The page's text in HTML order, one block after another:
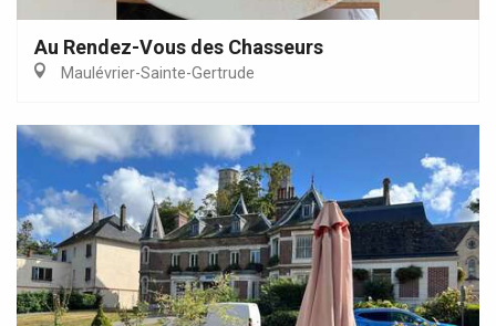
Au Rendez-Vous des Chasseurs
Maulévrier-Sainte-Gertrude